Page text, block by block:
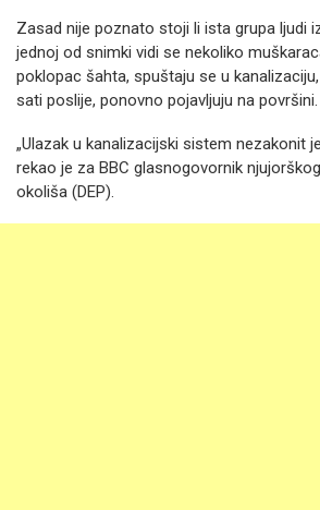
Zasad nije poznato stoji li ista grupa ljudi
jednoj od snimki vidi se nekoliko
poklopac šahta, spuštaju se u
sati poslije, ponovno pojavljuju na površini.
„Ulazak u kanalizacijski sistem nezakonit
rekao je za BBC glasnogovornik
okoliša (DEP).